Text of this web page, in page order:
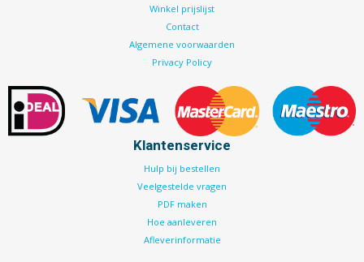
Winkel prijslijst
Contact
Algemene voorwaarden
Privacy Policy
Klantenservice
Hulp bij bestellen
Veelgestelde vragen
PDF maken
Hoe aanleveren
Afleverinformatie